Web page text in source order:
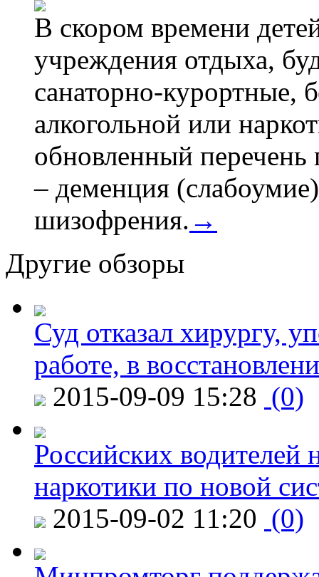
В скором времени
учреждения отдыха,
санаторно-курортные,
алкогольной или
обновленный
– деменция
шизофрения. →
Другие обзоры
Суд отказал хирургу,
работе, в
2015-09-09 15:28 (0)
Российских водителей
наркотики по новой
2015-09-02 11:20 (0)